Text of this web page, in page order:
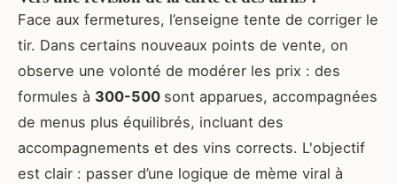
Face aux fermetures, l’enseigne tente de corriger le
tir. Dans certains nouveaux points de vente, on
observe une volonté de modérer les prix : des
formules à 300-500 sont apparues, accompagnées
de menus plus équilibrés, incluant des
accompagnements et des vins corrects. L'objectif
est clair : passer d’une logique de mème viral à